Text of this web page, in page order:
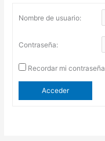
Nombre de usuario:
Contraseña:
Recordar mi contraseña
Acceder